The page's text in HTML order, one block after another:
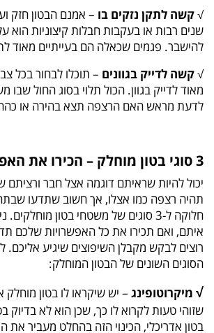
√קשה לתקן נזקים בו – אמנם הבטון חזק
שנים רבות או בעקבות חבלות קיצוניות הוא
להישבר. פגמים שכאלה הם בעייתיים מאוד
√קשה לדייק בגוונים – תוכלו לבחור בכל
מאוד לדייק בגוון. הכול תלוי בסוג החול
לדעת מראש האם הרצפה תצא בהירה או כהה
3 סוגי בטון מוחלק – הכירו את האפשרויות
יכול להיות שראיתם דוגמה אצל חבר
תהיה רצפה כמו אצלו, אך חשוב שתדעו
חלוקה ל-3 סוגים של משטחי בטון
איתם, ואם תכירו את כל האפשרויות שלכם
רוצים לבקש מקבלן השיפוצים שיגיע אליכם.
הסוגים השונים של הבטון המוחלק:
√ מיקרוטופינג – יש שיקראו לו בטון מוחלק
שזוהי טעות לקרוא לו כך, שכן הוא לא בדיוק
בטון אדריכלי, הכינוי הזה בהחלט מעביר